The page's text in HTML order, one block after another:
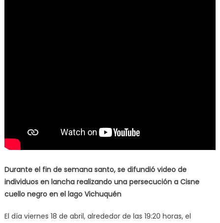
Durante el fin de semana santo, se difundió video de
individuos en lancha realizando una persecución a Cisne
cuello negro en el lago Vichuquén
El día viernes 18 de abril, alrededor de las 19:20 horas, el